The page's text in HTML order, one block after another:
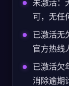
未激活：
可，无任
已激活无
官方热线
已激活欠
消除逾期